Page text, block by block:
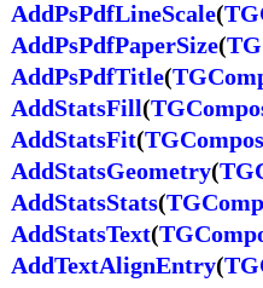
AddPsPdfLineScale(
AddPsPdfPaperSize(
AddPsPdfTitle(
AddStatsFill(
AddStatsFit(
AddStatsGeometry(
AddStatsStats(
AddStatsText(
AddTextAlignEntry(